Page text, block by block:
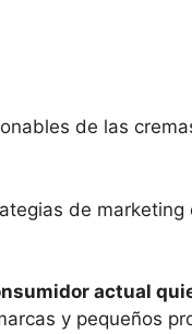
de las
de marketing
actual
y pequeños